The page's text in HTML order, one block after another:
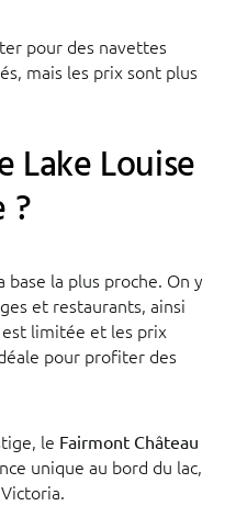
pour des navettes
mais les prix sont plus
Lake Louise
?
base la plus proche. On y
et restaurants, ainsi
est limitée et les prix
pour profiter des
le Fairmont Château
unique au bord du lac,